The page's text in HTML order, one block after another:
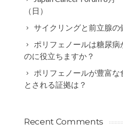
（日）
サイクリングと前立腺の
ポリフェノールは糖尿病
のに役立ちますか？
ポリフェノールが豊富な
とされる証拠は？
Recent Comments